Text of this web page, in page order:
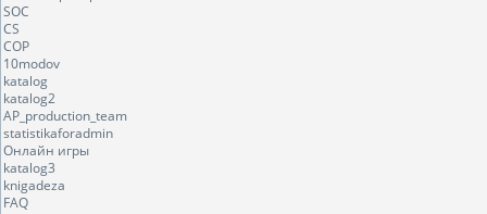
SOC
CS
COP
10modov
katalog
katalog2
AP_production_team
statistikaforadmin
Онлайн игры
katalog3
knigadeza
FAQ